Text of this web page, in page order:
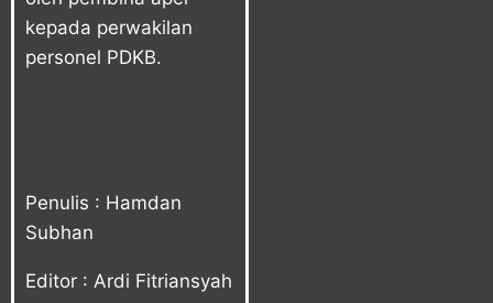
kepada perwakilan
personel PDKB.
Penulis : Hamdan
Subhan
Editor : Ardi Fitriansyah